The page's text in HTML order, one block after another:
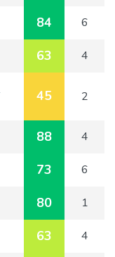
84 6
63 4
45 2
88 4
73 6
80 1
63 4